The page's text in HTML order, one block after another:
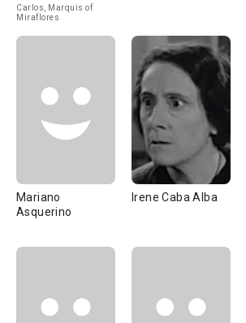
Carlos, Marquis of
Miraflores
Mariano
Asquerino
Irene Caba Alba